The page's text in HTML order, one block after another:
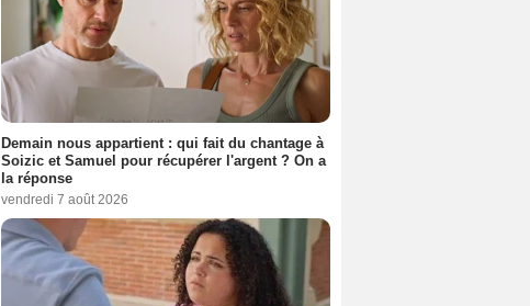
Demain nous appartient : qui fait du chantage à
Soizic et Samuel pour récupérer l'argent ? On a
la réponse
vendredi 7 août 2026